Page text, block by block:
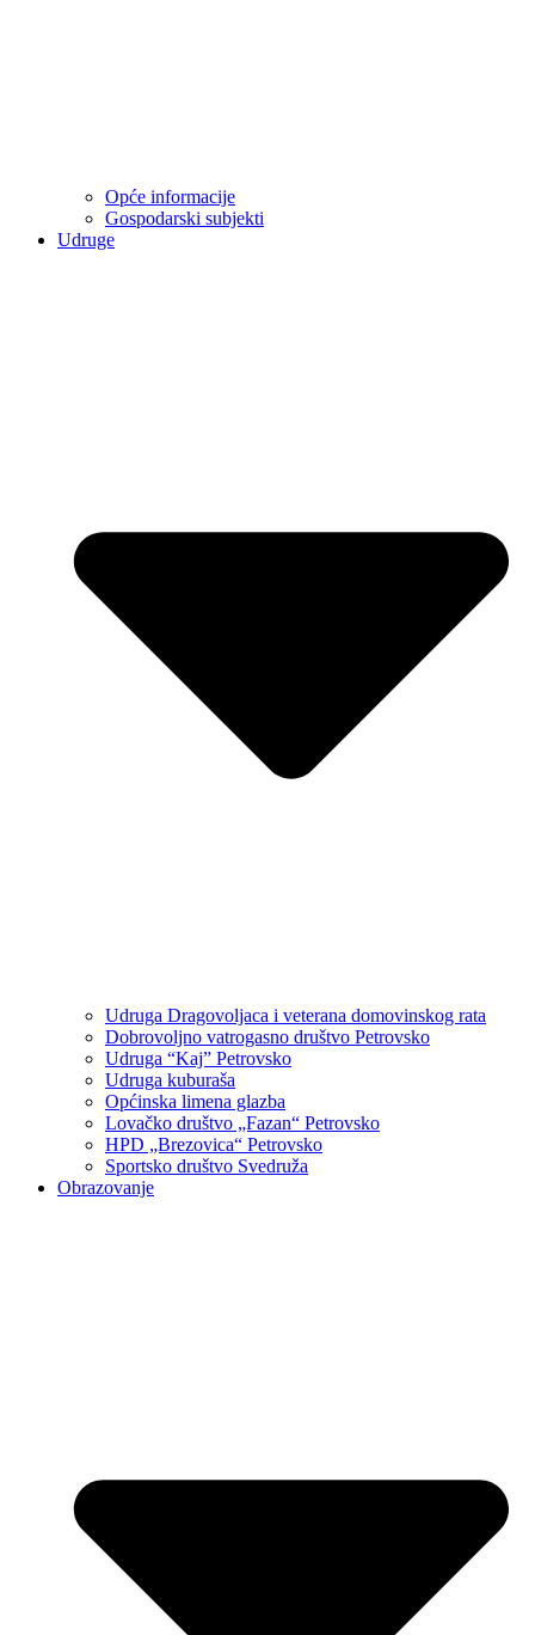
Opće informacije
Gospodarski subjekti
Udruge
Udruga Dragovoljaca i veterana domovinskog rata
Dobrovoljno vatrogasno društvo Petrovsko
Udruga “Kaj” Petrovsko
Udruga kuburaša
Općinska limena glazba
Lovačko društvo „Fazan“ Petrovsko
HPD „Brezovica“ Petrovsko
Sportsko društvo Svedruža
Obrazovanje